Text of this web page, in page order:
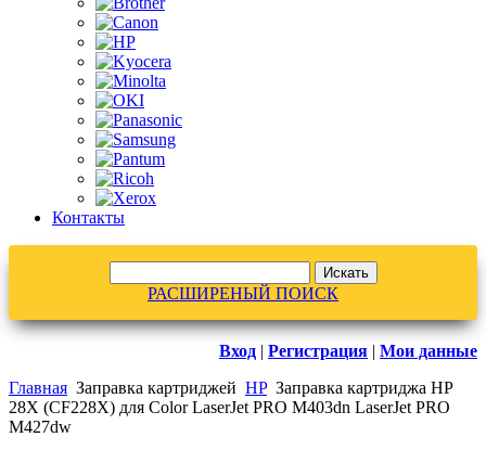
Контакты
РАСШИРЕНЫЙ ПОИСК
Вход | Регистрация | Мои данные
Главная Заправка картриджей HP Заправка картриджа HP
28X (CF228X) для Color LaserJet PRO M403dn LaserJet PRO
M427dw